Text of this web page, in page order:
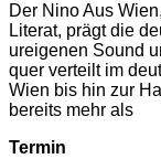
Der Nino Aus
Literat, prägt die
ureigenen Sound
quer verteilt im
Wien bis hin zur
bereits mehr als
Termin